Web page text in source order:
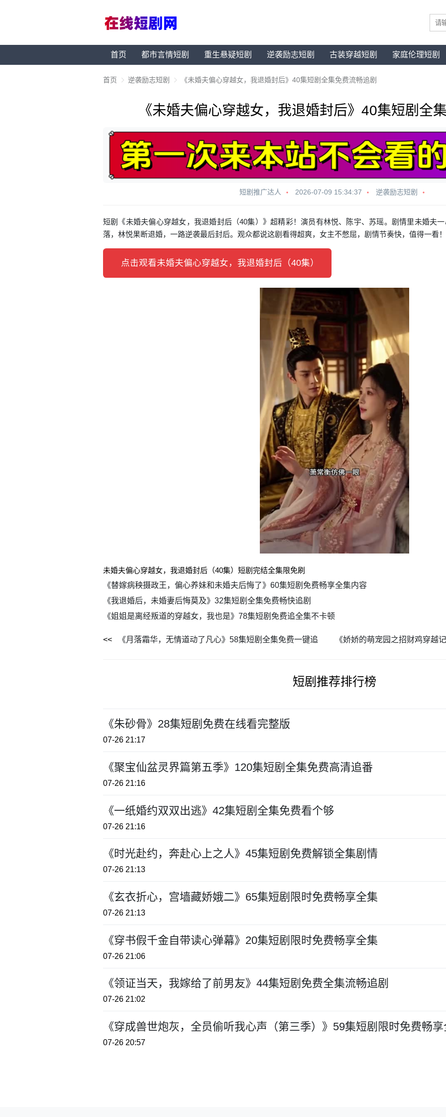
首页 都市言情短剧 重生悬疑短剧 逆袭励志短剧 古装穿越短剧 家庭伦理短剧
首页 逆袭励志短剧 《未婚夫偏心穿越女，我退婚封后》40集短剧全集免费流畅追剧
《未婚夫偏心穿越女，我退婚封后》40集短剧全
短剧推广达人 2026-07-09 15:34:37 逆袭励志短剧
短剧《未婚夫偏心穿越女，我退婚封后（40集）》超精彩！演员有林悦、陈宇、苏瑶。剧情里未婚夫
落，林悦果断退婚，一路逆袭最后封后。观众都说这剧看得超爽，女主不憋屈，剧情节奏快，值得一看！
点击观看未婚夫偏心穿越女，我退婚封后（40集）
未婚夫偏心穿越女，我退婚封后（40集）短剧完结全集限免刷
《替嫁病秧摄政王，偏心养妹和未婚夫后悔了》60集短剧免费畅享全集内容
《我退婚后，未婚妻后悔莫及》32集短剧全集免费畅快追剧
《姐姐是离经叛道的穿越女，我也是》78集短剧免费追全集不卡顿
《月落霜华，无情道动了凡心》58集短剧全集免费一键追 《娇娇的萌宠园之招财鸡穿越
短剧推荐排行榜
《朱砂骨》28集短剧免费在线看完整版
07-26 21:17
《聚宝仙盆灵界篇第五季》120集短剧全集免费高清追番
07-26 21:16
《一纸婚约双双出逃》42集短剧全集免费看个够
07-26 21:16
《时光赴约，奔赴心上之人》45集短剧免费解锁全集剧情
07-26 21:13
《玄衣折心，宫墙藏娇娥二》65集短剧限时免费畅享全集
07-26 21:13
《穿书假千金自带读心弹幕》20集短剧限时免费畅享全集
07-26 21:06
《领证当天，我嫁给了前男友》44集短剧免费全集流畅追剧
07-26 21:02
《穿成兽世炮灰，全员偷听我心声（第三季）》59集短剧限时免费畅
07-26 20:57